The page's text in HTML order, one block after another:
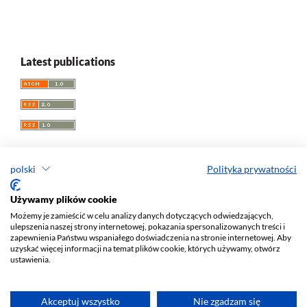
polski Polityka prywatności
Używamy plików cookie
Możemy je zamieścić w celu analizy danych dotyczących odwiedzających,
ulepszenia naszej strony internetowej, pokazania spersonalizowanych treści i
zapewnienia Państwu wspaniałego doświadczenia na stronie internetowej. Aby
uzyskać więcej informacji na temat plików cookie, których używamy, otwórz
ustawienia.
Akceptuj wszystko Nie zgadzam się
Latest publications
Acta Universitatis Lodziensis. Folia Librorum
ISSN: 0860-7435
e-ISSN: 2450-1336
Wydawca: Wydawnictwo Uniwersytetu Łódzkiego (www)
Biuro:
journals@uni.lodz.pl